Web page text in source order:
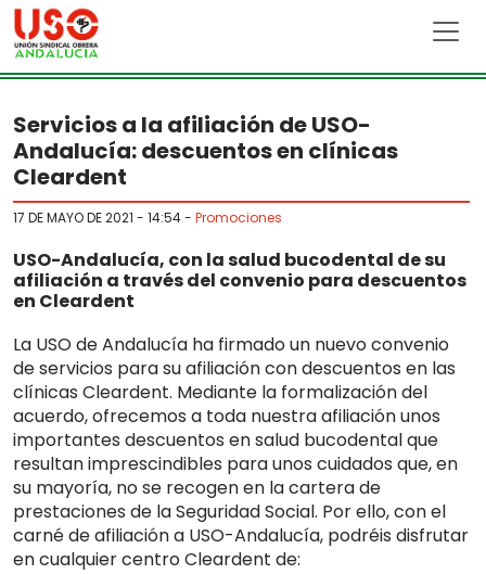
Skip to main content
Servicios a la afiliación de USO-
Andalucía: descuentos en clínicas
Cleardent
17 DE MAYO DE 2021 - 14:54- Promociones
USO-Andalucía, con la salud bucodental de su
afiliación a través del convenio para descuentos
en Cleardent
La USO de Andalucía ha firmado un nuevo convenio
de servicios para su afiliación con descuentos en las
clínicas Cleardent. Mediante la formalización del
acuerdo, ofrecemos a toda nuestra afiliación unos
importantes descuentos en salud bucodental que
resultan imprescindibles para unos cuidados que, en
su mayoría, no se recogen en la cartera de
prestaciones de la Seguridad Social. Por ello, con el
carné de afiliación a USO-Andalucía, podréis disfrutar
en cualquier centro Cleardent de: